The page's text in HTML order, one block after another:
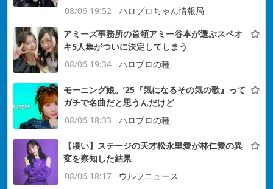
08/06 19:52
ハロプロちゃん情報局
アミーズ事務所の首領アミー谷本が選ぶスペオ
キ5人集がついに決定してしまう
08/06 19:34
ハロプロの種
モーニング娘。’25『気になるその気の歌』って
ガチで名曲だと思うんだけど
08/06 18:33
ハロプロの種
【凄い】ステージの天才松永里愛が林仁愛の異
変を察知した結果
08/06 18:17
ウルフニュース